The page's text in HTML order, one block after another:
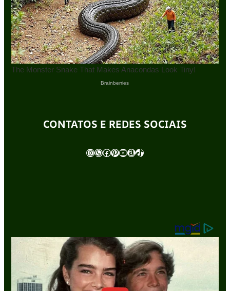
CONTATOS E REDES SOCIAIS
InstagramWhatsApp Facebook Pinterest Youtube Amazon TikTok